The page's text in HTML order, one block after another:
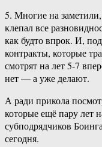
5. Многие на
клепал все
как будто впрок. И,
контракты, которые
смотрят на лет 5-7
нет — а уже делают.
А ради прикола
которые ещё пару лет
субподрядчиков
сегодня.